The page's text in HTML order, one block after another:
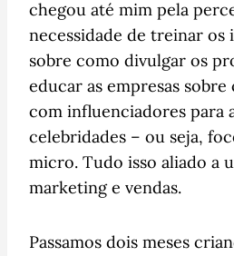
chegou até mim pela
necessidade de treinar os
sobre como divulgar os
educar as empresas
com influenciadores para
celebridades – ou seja,
micro. Tudo isso aliado a
marketing e vendas.
Passamos dois meses